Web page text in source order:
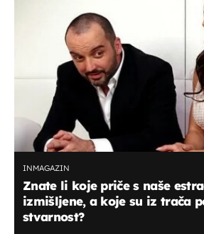
INMAGAZIN
Znate li koje priče s naše
izmišljene, a koje su iz trača
stvarnost?